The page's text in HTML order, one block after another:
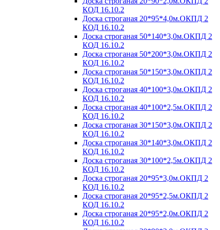
КОД 16.10.2
Доска строганая 20*95*4,0м.ОКПД 2
КОД 16.10.2
Доска строганая 50*140*3,0м.ОКПД 2
КОД 16.10.2
Доска строганая 50*200*3,0м.ОКПД 2
КОД 16.10.2
Доска строганая 50*150*3,0м.ОКПД 2
КОД 16.10.2
Доска строганая 40*100*3,0м.ОКПД 2
КОД 16.10.2
Доска строганая 40*100*2,5м.ОКПД 2
КОД 16.10.2
Доска строганая 30*150*3,0м.ОКПД 2
КОД 16.10.2
Доска строганая 30*140*3,0м.ОКПД 2
КОД 16.10.2
Доска строганая 30*100*2,5м.ОКПД 2
КОД 16.10.2
Доска строганая 20*95*3,0м.ОКПД 2
КОД 16.10.2
Доска строганая 20*95*2,5м.ОКПД 2
КОД 16.10.2
Доска строганая 20*95*2,0м.ОКПД 2
КОД 16.10.2